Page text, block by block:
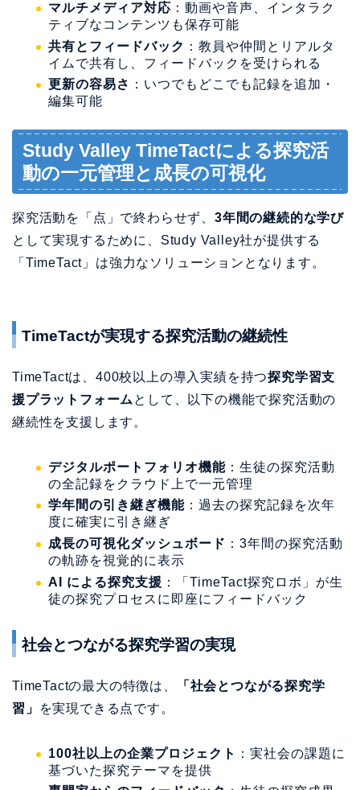
マルチメディア対応 ：動画や音声、インタラク
ティブなコンテンツも保存可能
共有とフィードバック ：教員や仲間とリアルタ
イムで共有し、フィードバックを受けられる
更新の容易さ ：いつでもどこでも記録を追加・
編集可能
Study Valley TimeTactによる探究活
動の一元管理と成長の可視化
探究活動を「点」で終わらせず、 3年間の継続的な学び
として実現するために、Study Valley社が提供する
「TimeTact」は強力なソリューションとなります。
TimeTactが実現する探究活動の継続性
TimeTactは、400校以上の導入実績を持つ探究学習支
援プラットフォーム として、以下の機能で探究活動の
継続性を支援します。
デジタルポートフォリオ機能 ：生徒の探究活動
の全記録をクラウド上で一元管理
学年間の引き継ぎ機能 ：過去の探究記録を次年
度に確実に引き継ぎ
成長の可視化ダッシュボード ：3年間の探究活動
の軌跡を視覚的に表示
AI による探究支援 ：「TimeTact探究ロボ」が生
徒の探究プロセスに即座にフィードバック
社会とつながる探究学習の実現
TimeTactの最大の特徴は、
「社会とつながる探究学
習」
を実現できる点です。
100社以上の企業プロジェクト
：実社会の課題に
基づいた探究テーマを提供